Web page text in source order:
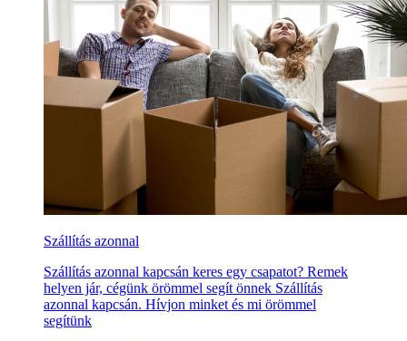
Szállítás azonnal
Szállítás azonnal kapcsán keres egy csapatot? Remek
helyen jár, cégünk örömmel segít önnek Szállítás
azonnal kapcsán. Hívjon minket és mi örömmel
segítünk